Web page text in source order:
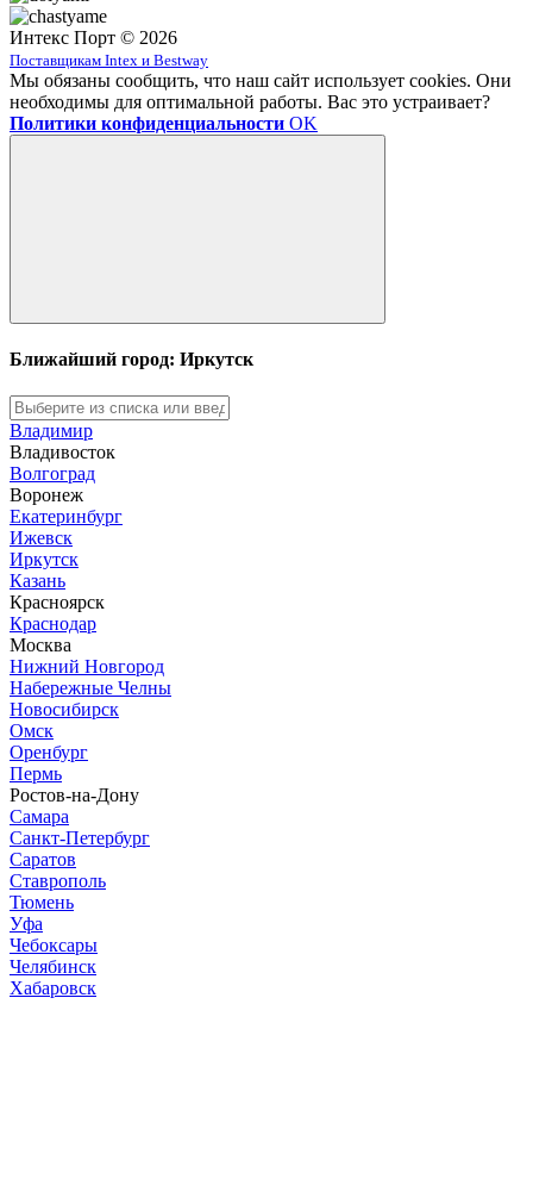
Интекс Порт © 2026
Поставщикам Intex и Bestway
Мы обязаны сообщить, что наш сайт использует cookies. Они
необходимы для оптимальной работы. Вас это устраивает?
Политики конфиденциальности OK
Ближайший город: Иркутск
Владимир
Владивосток
Волгоград
Воронеж
Екатеринбург
Ижевск
Иркутск
Казань
Красноярск
Краснодар
Москва
Нижний Новгород
Набережные Челны
Новосибирск
Омск
Оренбург
Пермь
Ростов-на-Дону
Самара
Санкт-Петербург
Саратов
Ставрополь
Тюмень
Уфа
Чебоксары
Челябинск
Хабаровск